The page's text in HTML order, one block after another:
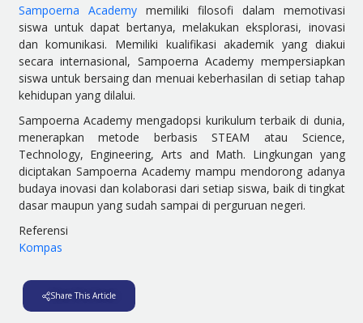
Sampoerna Academymemiliki filosofi dalam memotivasi
siswa untuk dapat bertanya, melakukan eksplorasi, inovasi
dan komunikasi. Memiliki kualifikasi akademik yang diakui
secara internasional, Sampoerna Academy mempersiapkan
siswa untuk bersaing dan menuai keberhasilan di setiap tahap
kehidupan yang dilalui.
Sampoerna Academy mengadopsi kurikulum terbaik di dunia,
menerapkan metode berbasis STEAM atau Science,
Technology, Engineering, Arts and Math. Lingkungan yang
diciptakan Sampoerna Academy mampu mendorong adanya
budaya inovasi dan kolaborasi dari setiap siswa, baik di tingkat
dasar maupun yang sudah sampai di perguruan negeri.
Referensi
Kompas
Share This Article